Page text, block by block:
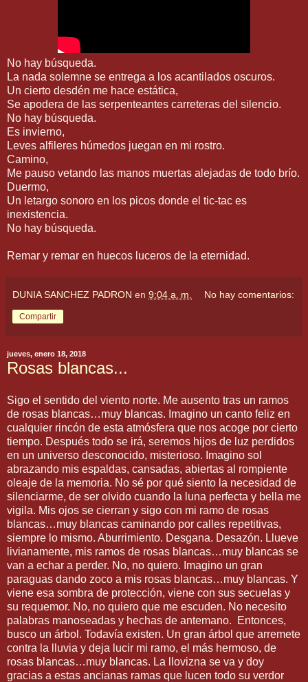
No hay búsqueda.
La nada solemne se entrega a los acantilados oscuros.
Un cierto desdén me hace estática,
Se apodera de las serpenteantes carreteras del silencio.
No hay búsqueda.
Es invierno,
Leves alfileres húmedos juegan en mi rostro.
Camino,
Me pauso vetando las manos muertas alejadas de todo brío.
Duermo,
Un letargo sonoro en los picos donde el tic-tac es
inexistencia.
No hay búsqueda.
Remar y remar en huecos luceros de la eternidad.
DUNIA SANCHEZ PADRON en 9:04 a. m. No hay comentarios:
Compartir
jueves, enero 18, 2018
Rosas blancas...
Sigo el sentido del viento norte. Me ausento tras un ramos
de rosas blancas…muy blancas. Imagino un canto feliz en
cualquier rincón de esta atmósfera que nos acoge por cierto
tiempo. Después todo se irá, seremos hijos de luz perdidos
en un universo desconocido, misterioso. Imagino sol
abrazando mis espaldas, cansadas, abiertas al rompiente
oleaje de la memoria. No sé por qué siento la necesidad de
silenciarme, de ser olvido cuando la luna perfecta y bella me
vigila. Mis ojos se cierran y sigo con mi ramo de rosas
blancas…muy blancas caminando por calles repetitivas,
siempre lo mismo. Aburrimiento. Desgana. Desazón. Llueve
livianamente, mis ramos de rosas blancas…muy blancas se
van a echar a perder. No, no quiero. Imagino un gran
paraguas dando zoco a mis rosas blancas…muy blancas. Y
viene esa sombra de protección, viene con sus secuelas y
su requemor. No, no quiero que me escuden. No necesito
palabras manoseadas y hechas de antemano. Entonces,
busco un árbol. Todavía existen. Un gran árbol que arremete
contra la lluvia y deja lucir mi ramo, el más hermoso, de
rosas blancas…muy blancas. La llovizna se va y doy
gracias a estas ancianas ramas que lucen todo su verdor